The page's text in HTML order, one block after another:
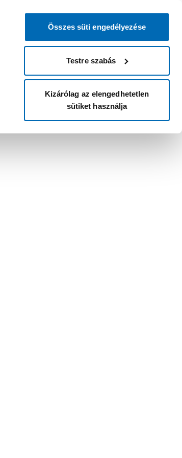
Összes süti engedélyezése
Testre szabás
Kizárólag az elengedhetetlen
sütiket használja